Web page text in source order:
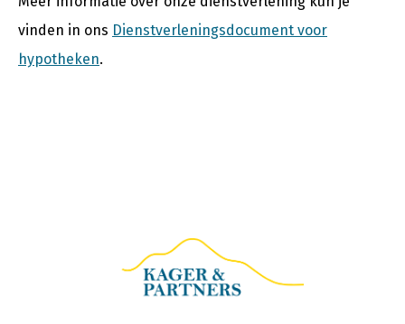
vinden in ons Dienstverleningsdocument voor
hypotheken.